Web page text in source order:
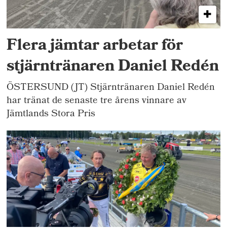
Flera jämtar arbetar för
stjärntränaren Daniel Redén
ÖSTERSUND (JT) Stjärntränaren Daniel Redén
har tränat de senaste tre årens vinnare av
Jämtlands Stora Pris